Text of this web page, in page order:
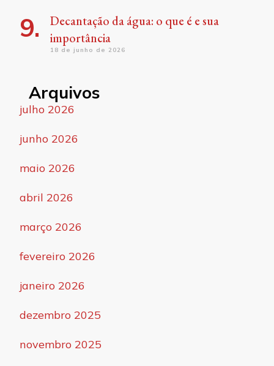
Decantação da água: o que é e sua
importância
18 de junho de 2026
Arquivos
julho 2026
junho 2026
maio 2026
abril 2026
março 2026
fevereiro 2026
janeiro 2026
dezembro 2025
novembro 2025